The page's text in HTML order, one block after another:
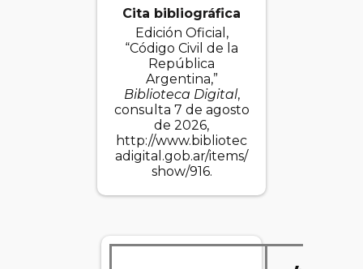
Cita bibliográfica
Edición Oficial,
“Código Civil de la
República
Argentina,”
Biblioteca Digital,
consulta 7 de agosto
de 2026,
http://www.bibliotec
adigital.gob.ar/items/
show/916.